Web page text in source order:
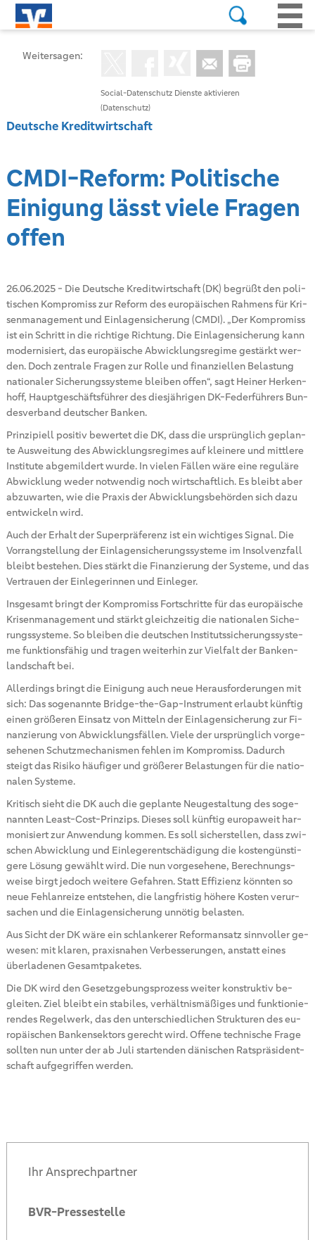
Social-Datenschutz Dienste aktivieren
(Datenschutz)
Weitersagen:
Deutsche Kreditwirtschaft
CMDI-Re­form: Po­li­ti­sche
Ei­ni­gung lässt viele Fra­gen
offen
26.06.2025- Die Deut­sche Kre­dit­wirt­schaft (DK) be­grü­ßt den po­li­
ti­schen Kom­pro­miss zur Re­form des eu­ro­päi­schen Rah­mens für Kri­
sen­ma­nage­ment und Ein­la­gen­si­che­rung (CMDI). „Der Kom­pro­miss
ist ein Schritt in die rich­ti­ge Rich­tung. Die Ein­la­gen­si­che­rung kann
mo­der­ni­siert, das eu­ro­päi­sche Ab­wick­lungs­re­gime ge­stärkt wer­
den. Doch zen­tra­le Fra­gen zur Rolle und fi­nan­zi­el­len Be­las­tung
na­tio­na­ler Si­che­rungs­sys­te­me blei­ben offen“, sagt Hei­ner Her­ken­
hoff, Haupt­ge­schäfts­füh­rer des dies­jäh­ri­gen DK-Fe­der­füh­rers Bun­
des­ver­band deut­scher Ban­ken.
Prin­zi­pi­ell po­si­tiv be­wer­tet die DK, dass die ur­sprüng­lich ge­plan­
te Aus­wei­tung des Ab­wick­lungs­re­gimes auf klei­ne­re und mitt­le­re
In­sti­tu­te ab­ge­mil­dert wurde. In vie­len Fäl­len wäre eine re­gu­lä­re
Ab­wick­lung weder not­wen­dig noch wirt­schaft­lich. Es bleibt aber
ab­zu­war­ten, wie die Pra­xis der Ab­wick­lungs­be­hör­den sich dazu
ent­wi­ckeln wird.
Auch der Er­halt der Su­per­prä­fe­renz ist ein wich­ti­ges Si­gnal. Die
Vor­rang­stel­lung der Ein­la­gen­si­che­rungs­sys­te­me im In­sol­venz­fall
bleibt be­ste­hen. Dies stärkt die Fi­nan­zie­rung der Sys­te­me, und das
Ver­trau­en der Ein­le­ge­rin­nen und Ein­le­ger.
Ins­ge­samt bringt der Kom­pro­miss Fort­schrit­te für das eu­ro­päi­sche
Kri­sen­ma­nage­ment und stärkt gleich­zei­tig die na­tio­na­len Si­che­
rungs­sys­te­me. So blei­ben die deut­schen In­sti­tuts­si­che­rungs­sys­te­
me funk­ti­ons­fä­hig und tra­gen wei­ter­hin zur Viel­falt der Ban­ken­
land­schaft bei.
Al­ler­dings bringt die Ei­ni­gung auch neue Her­aus­for­de­run­gen mit
sich: Das so­ge­nann­te Bridge-the-Gap-In­stru­ment er­laubt künf­tig
einen grö­ße­ren Ein­satz von Mit­teln der Ein­la­gen­si­che­rung zur Fi­
nan­zie­rung von Ab­wick­lungs­fäl­len. Viele der ur­sprüng­lich vor­ge­
se­he­nen Schutz­me­cha­nis­men feh­len im Kom­pro­miss. Da­durch
steigt das Ri­si­ko häu­fi­ger und grö­ße­rer Be­las­tun­gen für die na­tio­
na­len Sys­te­me.
Kri­tisch sieht die DK auch die ge­plan­te Neu­ge­stal­tung des so­ge­
nann­ten Least-Cost-Prin­zips. Die­ses soll künf­tig eu­ro­pa­weit har­
mo­ni­siert zur An­wen­dung kom­men. Es soll si­cher­stel­len, dass zwi­
schen Ab­wick­lung und Ein­le­ger­ent­schä­di­gung die kos­ten­güns­ti­
ge­re Lö­sung ge­wählt wird. Die nun vor­ge­se­he­ne, Be­rech­nungs­
wei­se birgt je­doch wei­te­re Ge­fah­ren. Statt Ef­fi­zi­enz könn­ten so
neue Fehl­an­rei­ze ent­ste­hen, die lang­fris­tig hö­he­re Kos­ten ver­ur­
sa­chen und die Ein­la­gen­si­che­rung un­nö­tig be­las­ten.
Aus Sicht der DK wäre ein schlan­ke­rer Re­form­an­satz sinn­vol­ler ge­
we­sen: mit kla­ren, pra­xis­na­hen Ver­bes­se­run­gen, an­statt eines
über­la­de­nen Ge­samt­pa­ke­tes.
Die DK wird den Ge­setz­ge­bungs­pro­zess wei­ter kon­struk­tiv be­
glei­ten. Ziel bleibt ein sta­bi­les, ver­hält­nis­mä­ßi­ges und funk­tio­nie­
ren­des Re­gel­werk, das den un­ter­schied­li­chen Struk­tu­ren des eu­
ro­päi­schen Ban­ken­sek­tors ge­recht wird. Of­fe­ne tech­ni­sche Frage
soll­ten nun unter der ab Juli star­ten­den dä­ni­schen Rats­prä­si­dent­
schaft auf­ge­grif­fen wer­den.
Ihr Ansprechpartner
BVR-Pressestelle